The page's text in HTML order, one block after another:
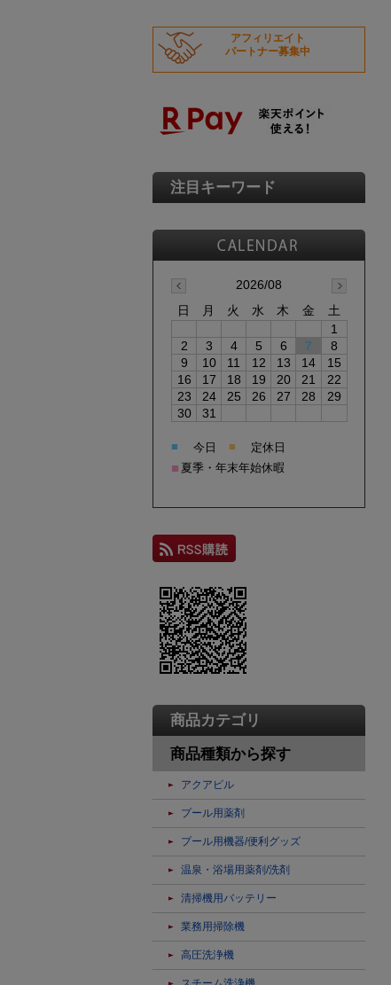
アフィリエイト
パートナー募集中
注目キーワード
2026/08
日
月 火 水 木 金
土
1
2
3 4 5 6 7
8
9
10 11 12 13 14
15
16
17 18 19 20 21
22
23
24 25 26 27 28
29
30
31
■ 今日 ■ 定休日
■ 夏季・年末年始休暇
商品カテゴリ
商品種類から探す
アクアピル
プール用薬剤
プール用機器/便利グッズ
温泉・浴場用薬剤/洗剤
清掃機用バッテリー
業務用掃除機
高圧洗浄機